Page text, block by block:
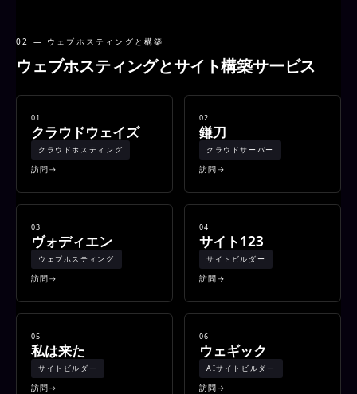
02 — ウェブホスティングと構築
ウェブホスティングとサイト構築サービス
01
クラウドウェイズ
クラウドホスティング
訪問
02
鎌刀
クラウドサーバー
訪問
03
ヴォディエン
ウェブホスティング
訪問
04
サイト123
サイトビルダー
訪問
05
私は来た
サイトビルダー
訪問
06
ウェギック
AIサイトビルダー
訪問